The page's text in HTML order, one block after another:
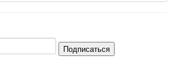
Подписаться